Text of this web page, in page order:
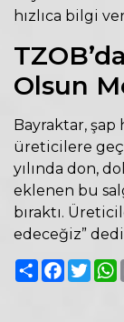
hızlıca bilgi
Olsun
Bayraktar,
üreticilere
yılında don,
eklenen bu
bıraktı.
edeceğiz”
Paylaş